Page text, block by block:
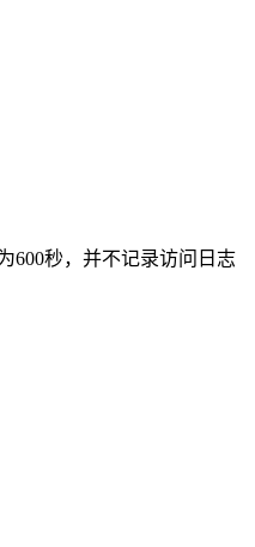
600秒，并不记录访问日志